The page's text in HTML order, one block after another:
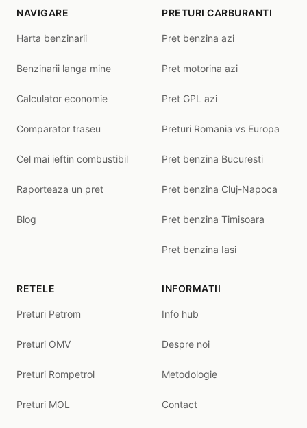
NAVIGARE
Harta benzinarii
Benzinarii langa mine
Calculator economie
Comparator traseu
Cel mai ieftin combustibil
Raporteaza un pret
Blog
PRETURI CARBURANTI
Pret benzina azi
Pret motorina azi
Pret GPL azi
Preturi Romania vs Europa
Pret benzina Bucuresti
Pret benzina Cluj-Napoca
Pret benzina Timisoara
Pret benzina Iasi
RETELE
Preturi Petrom
Preturi OMV
Preturi Rompetrol
Preturi MOL
INFORMATII
Info hub
Despre noi
Metodologie
Contact